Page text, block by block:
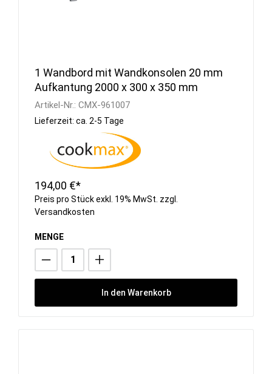
1 Wandbord mit Wandkonsolen 20 mm
Aufkantung 2000 x 300 x 350 mm
Artikel-Nr.: CMX-961007
Lieferzeit: ca. 2-5 Tage
194,00 €*
Preis pro Stück exkl. 19% MwSt. zzgl.
Versandkosten
MENGE
In den Warenkorb